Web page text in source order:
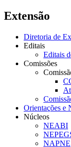
Extensão
Diretoria de
Editais
Editais
Comissões
Orientações e
Núcleos
NEABI
NAPNE